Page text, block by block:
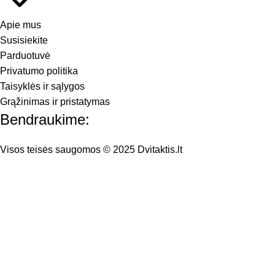
Apie mus
Susisiekite
Parduotuvė
Privatumo politika
Taisyklės ir sąlygos
Grąžinimas ir pristatymas
Bendraukime:
Visos teisės saugomos © 2025 Dvitaktis.lt